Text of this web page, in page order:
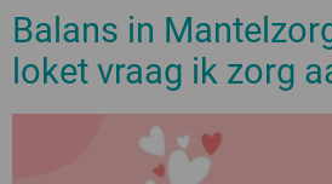
Balans in
loket vraag ik zorg